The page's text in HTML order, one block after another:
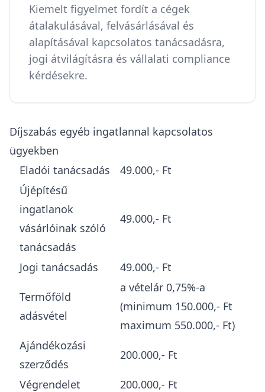
Kiemelt figyelmet fordít a cégek
átalakulásával, felvásárlásával és
alapításával kapcsolatos tanácsadásra,
jogi átvilágításra és vállalati compliance
kérdésekre.
Díjszabás egyéb ingatlannal kapcsolatos
ügyekben
Eladói tanácsadás
49.000,- Ft
Újépítésű
ingatlanok
vásárlóinak szóló
tanácsadás
49.000,- Ft
Jogi tanácsadás 49.000,- Ft
Termőföld
adásvétel
a vételár 0,75%-a
(minimum 150.000,- Ft
maximum 550.000,- Ft)
Ajándékozási
szerződés
200.000,- Ft
Végrendelet
200.000,- Ft